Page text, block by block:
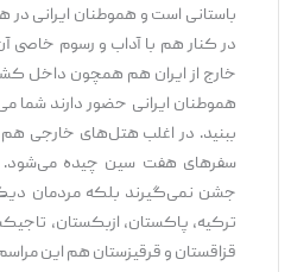
باستانی است و هموطنان ایرانی در
در کنار هم با آداب و رسوم خاصی
خارج از ایران هم همچون داخل
هموطنان ایرانی حضور دارند شما
ببنید. در اغلب هتل‌های خارجی هم
سفرهای هفت سین چیده می‌شود.
جشن نمی‌گیرند بلکه مردمان
ترکیه، پاکستان، ازبکستان،
قزاقستان و قرقیزستان هم این